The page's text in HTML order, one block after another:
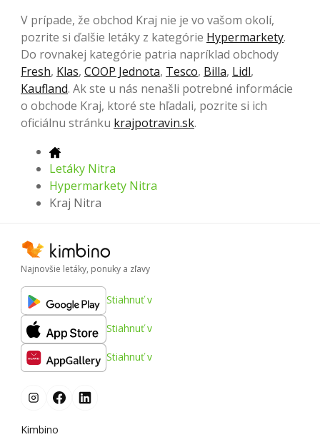
V prípade, že obchod Kraj nie je vo vašom okolí,
pozrite si ďalšie letáky z kategórie Hypermarkety.
Do rovnakej kategórie patria napríklad obchody
Fresh, Klas, COOP Jednota, Tesco, Billa, Lidl,
Kaufland. Ak ste u nás nenašli potrebné informácie
o obchode Kraj, ktoré ste hľadali, pozrite si ich
oficiálnu stránku krajpotravin.sk.
Letáky Nitra
Hypermarkety Nitra
Kraj Nitra
Najnovšie letáky, ponuky a zľavy
Stiahnuť v
Stiahnuť v
Stiahnuť v
Kimbino